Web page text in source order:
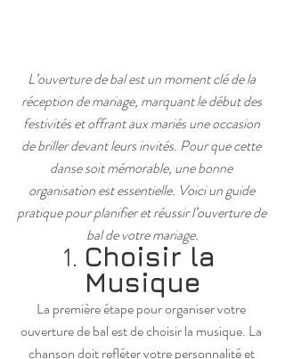
L’ouverture de bal est un moment clé de la
réception de mariage, marquant le début des
festivités et offrant aux mariés une occasion
de briller devant leurs invités. Pour que cette
danse soit mémorable, une bonne
organisation est essentielle. Voici un guide
pratique pour planifier et réussir l’ouverture de
bal de votre mariage.
1. Choisir la
Musique
La première étape pour organiser votre
ouverture de bal est de choisir la musique. La
chanson doit refléter votre personnalité et